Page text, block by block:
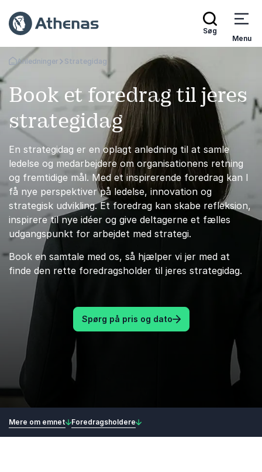
Søg
Menu
Tilbage til forsiden
Anledninger Strategidag
Book et foredrag til jeres
strategidag
En strategidag er en oplagt anledning til at samle
ledelse og medarbejdere om organisationens retning
og fremtidige mål. Med et inspirerende foredrag kan I
få nye perspektiver på ledelse, innovation og
strategisk udvikling. Et foredrag kan skabe refleksion,
inspirere til nye idéer og give deltagerne et fælles
udgangspunkt for arbejdet med strategi.
Book en samtale med os, så hjælper vi jer med at
finde den rette foredragsholder til jeres strategidag.
Spørg på pris og dato
Mere om emnet Foredragsholdere